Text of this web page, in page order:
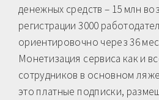
денежных средств – 15 млн
регистрации 3000
ориентировочно через 36
Монетизация сервиса как и
сотрудников в основном
это платные подписки,